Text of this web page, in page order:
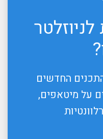
החדשים
על מיטאפים,